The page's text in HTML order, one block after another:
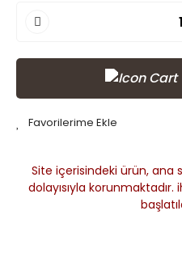
Site içerisindeki ürün, ana
dolayısıyla